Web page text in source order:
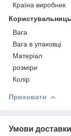
Країна виробник
Вага
Вага в упаковці
Матеріал
розміри
Колір
Приховати
Умови доставки